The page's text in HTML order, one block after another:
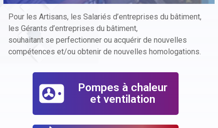
Pour les Artisans, les Salariés d’entreprises du bâtiment,
les Gérants d’entreprises du bâtiment,
souhaitant se perfectionner ou acquérir de nouvelles
compétences et/ou obtenir de nouvelles homologations.
Pompes à chaleur
et ventilation